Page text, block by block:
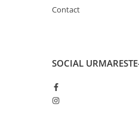
Contact
SOCIAL